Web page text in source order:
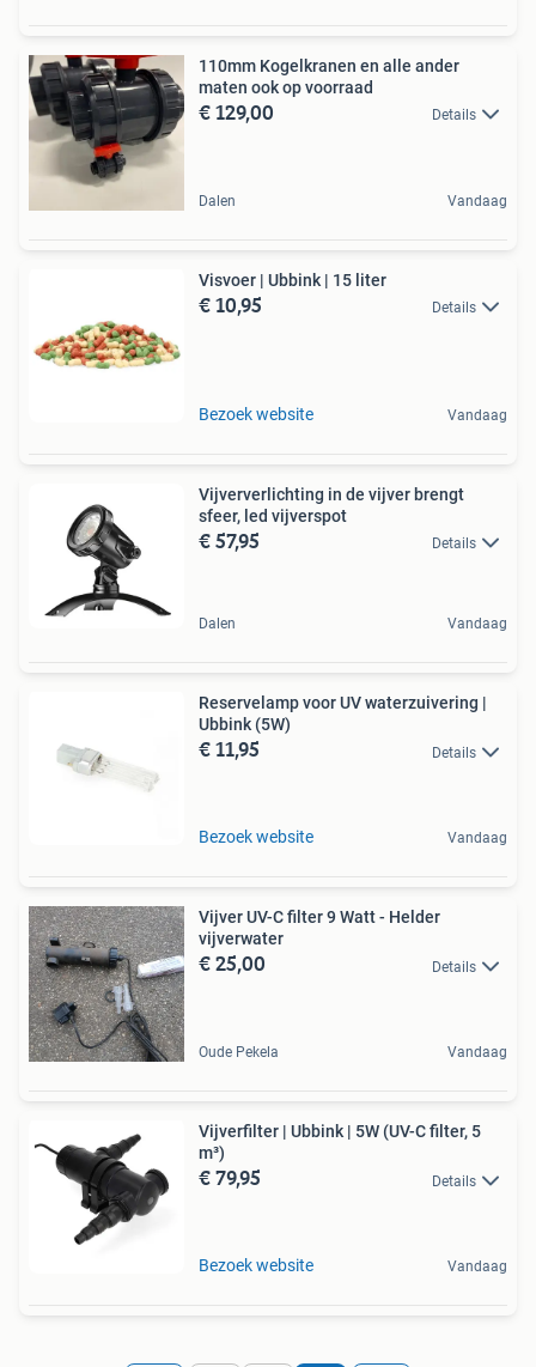
110mm Kogelkranen en alle ander
maten ook op voorraad
€ 129,00 Details
Dalen Vandaag
Visvoer | Ubbink | 15 liter
€ 10,95 Details
Bezoek website Vandaag
Vijververlichting in de vijver brengt
sfeer, led vijverspot
€ 57,95 Details
Dalen Vandaag
Reservelamp voor UV waterzuivering |
Ubbink (5W)
€ 11,95 Details
Bezoek website Vandaag
Vijver UV-C filter 9 Watt - Helder
vijverwater
€ 25,00 Details
Oude Pekela Vandaag
Vijverfilter | Ubbink | 5W (UV-C filter, 5
m³)
€ 79,95 Details
Bezoek website Vandaag